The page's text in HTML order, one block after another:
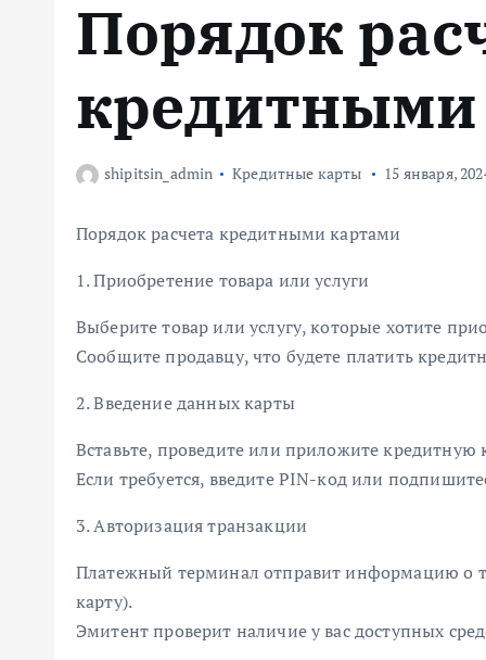
Порядок
shipitsin_admin Кредитные карты 15 января,
Порядок расчета кредитными картами
1. Приобретение товара или услуги
Выберите товар или услугу, которые хотите
Сообщите продавцу, что будете платить
2. Введение данных карты
Вставьте, проведите или приложите
Если требуется, введите PIN-код или
3. Авторизация транзакции
Платежный терминал отправит информацию о
карту).
Эмитент проверит наличие у вас доступных